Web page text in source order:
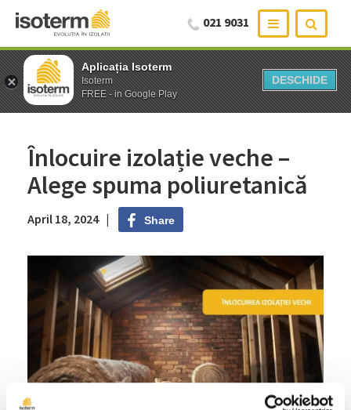
Aplicația Isoterm
Isoterm
FREE - in Google Play
DESCHIDE
Aplicația Isoterm
Isoterm
FREE - in Google Play
DESCHIDE
021 9031
Înlocuire izolație veche –
Alege spuma poliuretanică
April 18, 2024 | Share